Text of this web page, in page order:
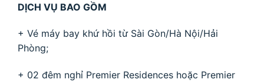
DỊCH VỤ BAO GỒM
+ Vé máy bay khứ hồi từ Sài Gòn/Hà Nội/Hải
Phòng;
+ 02 đêm nghỉ Premier Residences hoặc Premier